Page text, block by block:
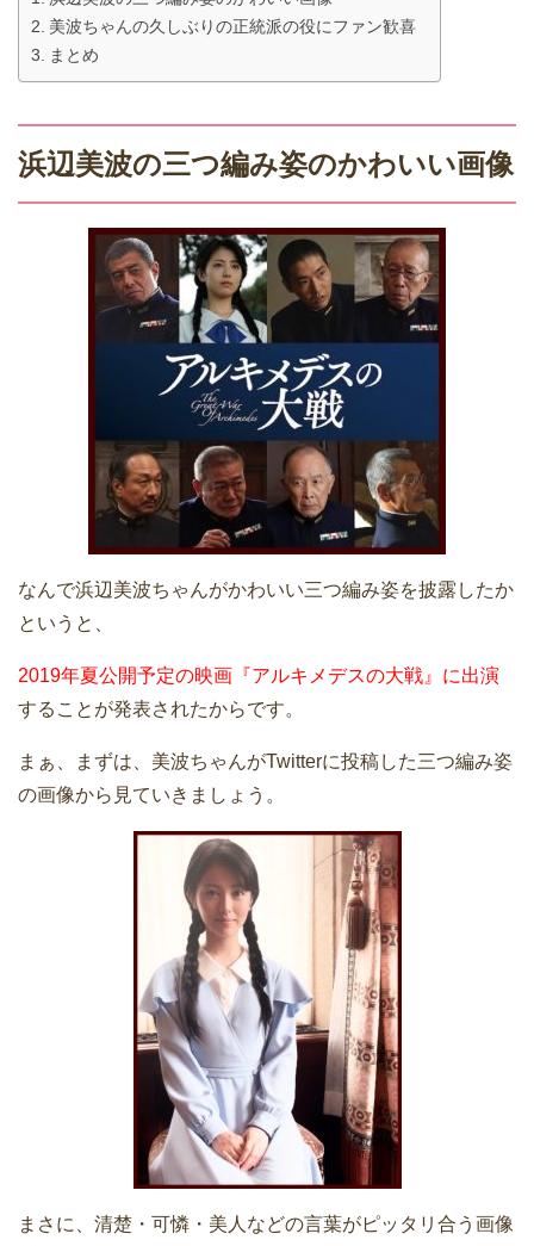
美波ちゃんの久しぶりの正統派の役にファン歓喜
まとめ
浜辺美波の三つ編み姿のかわいい画像
なんで浜辺美波ちゃんがかわいい三つ編み姿を披露したか
というと、
2019年夏公開予定の映画『アルキメデスの大戦』に出演
することが発表されたからです。
まぁ、まずは、美波ちゃんがTwitterに投稿した三つ編み姿
の画像から見ていきましょう。
まさに、清楚・可憐・美人などの言葉がピッタリ合う画像